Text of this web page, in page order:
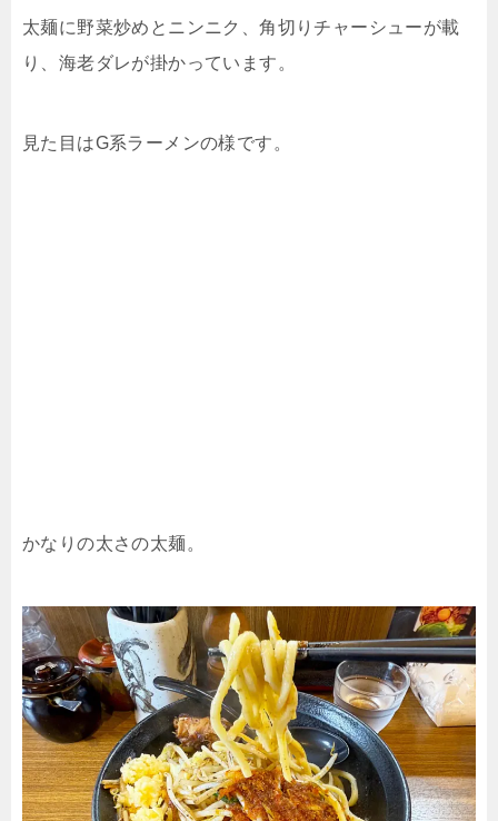
太麺に野菜炒めとニンニク、角切りチャーシューが載
り、海老ダレが掛かっています。
見た目はG系ラーメンの様です。
かなりの太さの太麺。